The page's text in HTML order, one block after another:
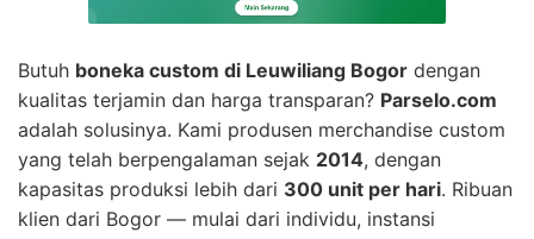
Butuh boneka custom di Leuwiliang Bogor dengan
kualitas terjamin dan harga transparan? Parselo.com
adalah solusinya. Kami produsen merchandise custom
yang telah berpengalaman sejak 2014, dengan
kapasitas produksi lebih dari 300 unit per hari. Ribuan
klien dari Bogor — mulai dari individu, instansi